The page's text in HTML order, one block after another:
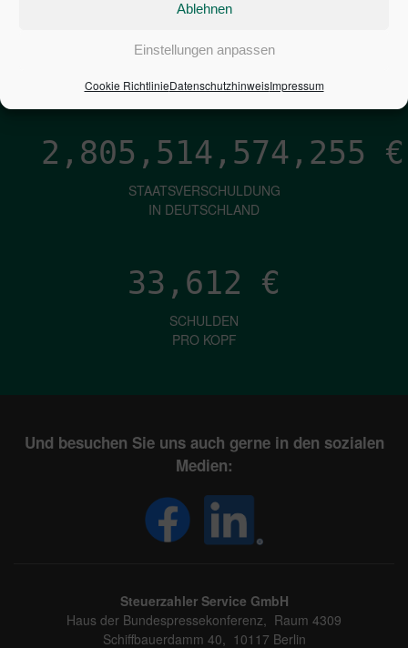
Ablehnen
Einstellungen anpassen
Cookie RichtlinieDatenschutzhinweisImpressum
1,601
ZINSEN
PRO SEKUNDE
2,805,514,575,524 €
STAATSVERSCHULDUNG
IN DEUTSCHLAND
33,612 €
SCHULDEN
PRO KOPF
Und besuchen Sie uns auch gerne in den sozialen
Medien:
Steuerzahler Service GmbH
Haus der Bundespressekonferenz, Raum 4309
Schiffbauerdamm 40, 10117 Berlin